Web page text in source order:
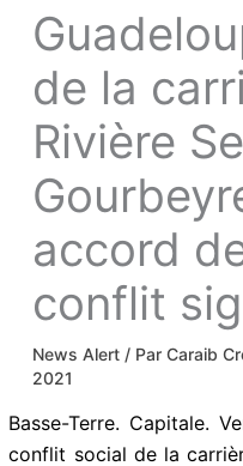
de la
Rivière
accord
conflit
News Alert / ParCaraib
2021
Basse-Terre. Capitale.
conflit social de la